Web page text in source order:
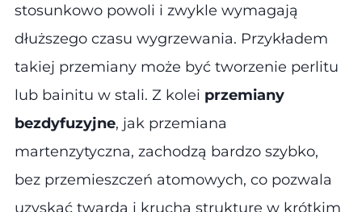
stosunkowo powoli i zwykle wymagają
dłuższego czasu wygrzewania. Przykładem
takiej przemiany może być tworzenie perlitu
lub bainitu w stali. Z kolei przemiany
bezdyfuzyjne, jak przemiana
martenzytyczna, zachodzą bardzo szybko,
bez przemieszczeń atomowych, co pozwala
uzyskać twardą i kruchą strukturę w krótkim